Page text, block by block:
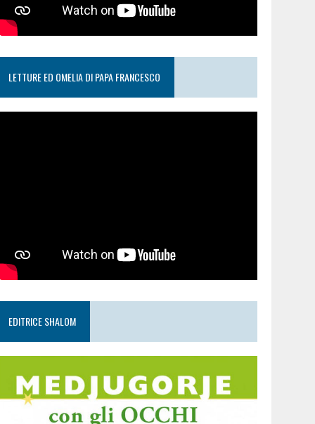
LETTURE ED OMELIA DI PAPA FRANCESCO
EDITRICE SHALOM